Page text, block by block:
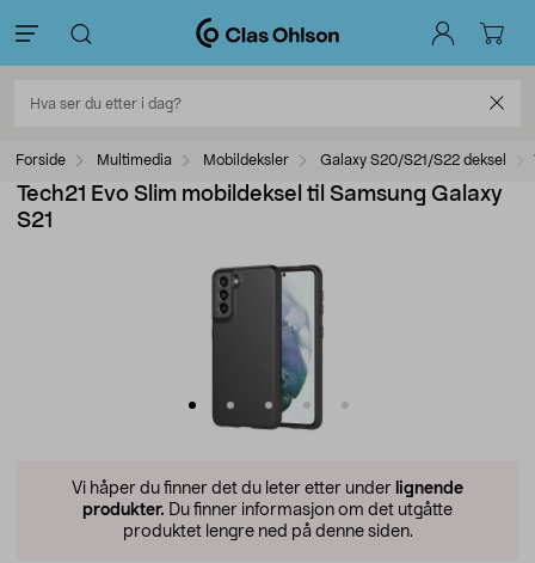
Forside Multimedia Mobildeksler Galaxy S20/S21/S22 deksel
Tech21 Evo Slim mobildeksel til Samsung Galaxy
S21
Vi håper du finner det du leter etter under lignende
produkter. Du finner informasjon om det utgåtte
produktet lengre ned på denne siden.